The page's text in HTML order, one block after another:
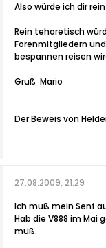
Also würde ich dir
Rein tehoretisch
Forenmitgliedern
bespannen reisen
Gruß Mario
Der Beweis von
27.08.2009, 21:29
Ich muß mein Senf
Hab die V888 im
muß.